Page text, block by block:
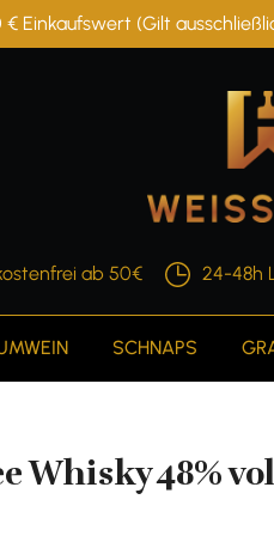
Einkaufswert (Gilt
ab 50€ 24-48h
SCHNAPS
Whisky 48%